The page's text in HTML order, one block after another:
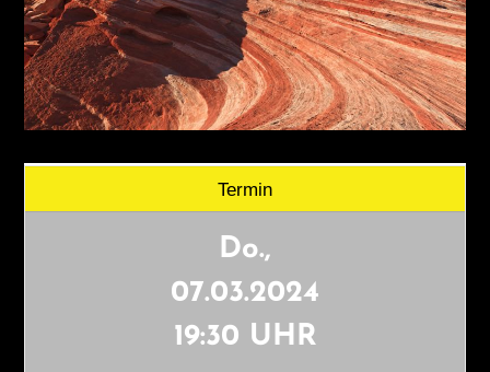
Termin
Do.,
07.03.2024
19:30 UHR